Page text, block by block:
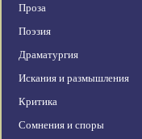
Проза
Поэзия
Драматургия
Искания и размышления
Критика
Сомнения и споры